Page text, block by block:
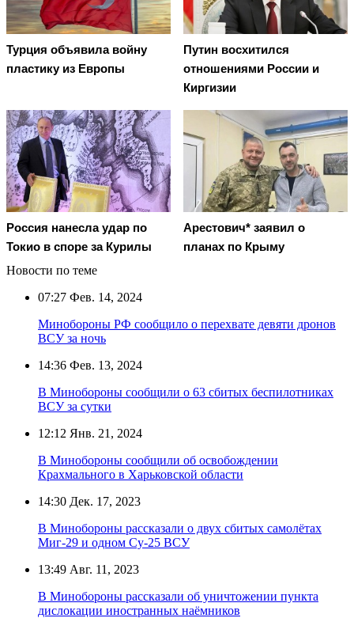
Турция объявила войну
пластику из Европы
Путин восхитился
отношениями России и
Киргизии
Россия нанесла удар по
Токио в споре за Курилы
Арестович* заявил о
планах по Крыму
Новости по теме
07:27 Фев. 14, 2024
Минобороны РФ сообщило о перехвате девяти дронов
ВСУ за ночь
14:36 Фев. 13, 2024
В Минобороны сообщили о 63 сбитых беспилотниках
ВСУ за сутки
12:12 Янв. 21, 2024
В Минобороны сообщили об освобождении
Крахмального в Харьковской области
14:30 Дек. 17, 2023
В Минобороны рассказали о двух сбитых самолётах
Миг-29 и одном Су-25 ВСУ
13:49 Авг. 11, 2023
В Минобороны рассказали об уничтожении пункта
дислокации иностранных наёмников